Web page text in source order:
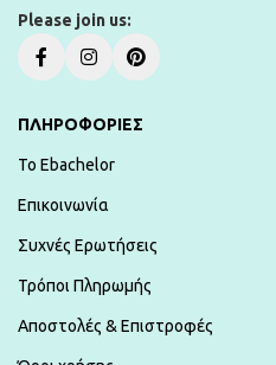
Please join us:
ΠΛΗΡΟΦΟΡΙΕΣ
To Ebachelor
Επικοινωνία
Συχνές Ερωτήσεις
Τρόποι Πληρωμής
Αποστολές & Επιστροφές